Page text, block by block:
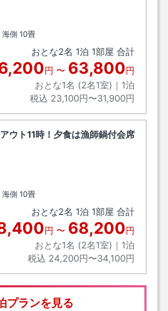
側 10畳
おとな2名 1泊 1部屋 合計
円 〜 63,800円
おとな1名 (2名1室)｜ 1泊
税込 23,100円〜31,900円
ウト11時！夕食は漁師鍋付会席
側 10畳
おとな2名 1泊 1部屋 合計
円 〜 68,200円
おとな1名 (2名1室)｜ 1泊
税込 24,200円〜34,100円
プランを見る